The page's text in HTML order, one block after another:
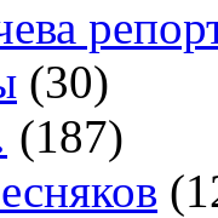
(30)
(187)